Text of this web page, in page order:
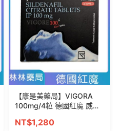
【康是美藥局】VIGORA
100mg/4粒 德國紅魔 威而
NT$1,280